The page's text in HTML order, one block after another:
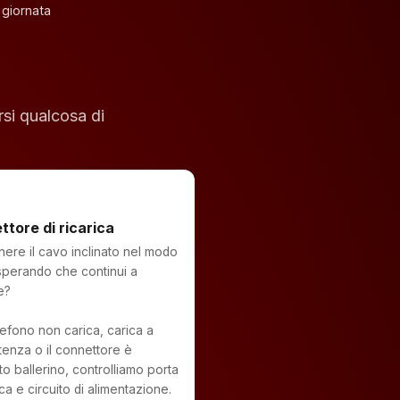
qualcosa di
di ricarica
il cavo inclinato nel modo
che continui a
non carica, carica a
o il connettore è
ballerino, controlliamo porta
e circuito di alimentazione.